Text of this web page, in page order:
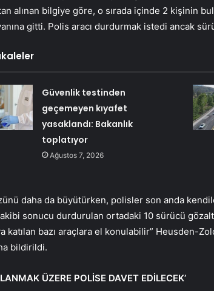
alınan bilgiye göre, o sırada içinde 2 kişinin
gitti. Polis aracı durdurmak istedi ancak
Güvenlik testinden
geçemeyen kıyafet
yasaklandı: Bakanlık
toplatıyor
Ağustos 7, 2026
daha da büyütürken, polisler son anda
sonucu durdurulan ortadaki 10 sürücü
katılan bazı araçlara el konulabilir” Heusden-
bildirildi.
ÜZERE POLİSE DAVET EDİLECEK’